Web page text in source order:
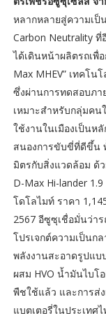
หลากหลายสู่ความเป็
Carbon Neutrality
ได้เดินหน้าผลิตรถเพื่
Max MHEV” เทคโน
ซึ่งผ่านการทดสอบภา
เหมาะสำหรับกลุ่มคน
ใช้งานในเมืองเป็นห
สนองการขับขี่ที่ดีขึ้น
มิตรกับสิ่งแวดล้อม ด้ว
D-Max Hi-lander
โดโลไมท์ ราคา
2567 อีซูซุเชื่อมั่นว่า
โปรเจกต์ความเป็นก
พลังงานสะอาดรูปแบ
ผสม HVO น้ำมันไบโ
พืชใช้แล้ว และการส่
แบตเตอรี่ในประเทศ